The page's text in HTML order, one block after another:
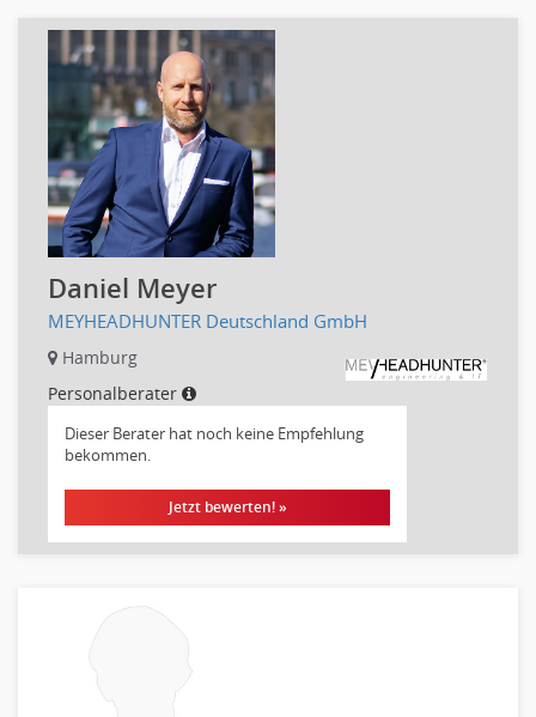
Fahrzeugtechnik
Fertigungstechnik
gebaeude-versorgungs-sicherheitstechnik
Kunststofftechnik
Leitung, Teamleitung
Luft- und Raumfahrttechnik
Maschinenbau
Materialwissenschaft
Mechatronik
Medizintechnik
Optiker, Akustiker
Brandschutz
Qualitätsmanagement
Technische Dokumentation
Technischer Systemplaner, Bauzeichner
Vertriebsingenieur
Technisches Gebäudemanagement (TGM)
Anwendungsadministration
Daniel Meyer
MEYHEADHUNTER Deutschland GmbH
Hamburg
Personalberater
Dieser Berater hat noch keine Empfehlung
bekommen.
Jetzt bewerten! »